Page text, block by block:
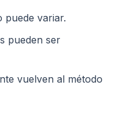
puede variar.
pueden ser
vuelven al método